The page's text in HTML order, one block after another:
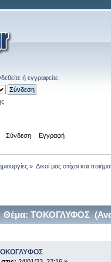
ή εγγραφείτε
Σύνδεση Εγγραφή
» Δικοί μας στίχοι και
Θέμα: ΤΟΚΟΓΛΥΦΟΣ